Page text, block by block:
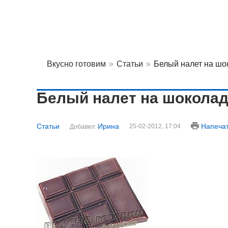
Вкусно готовим » Статьи » Белый налет на
Белый налет на
Статьи Добавил: Ирина 25-02-2012, 17:04